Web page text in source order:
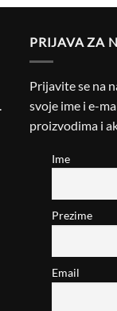
PRIJAVA ZA
Prijavite se na
svoje ime i e-
proizvodima i
Ime
Prezime
Email